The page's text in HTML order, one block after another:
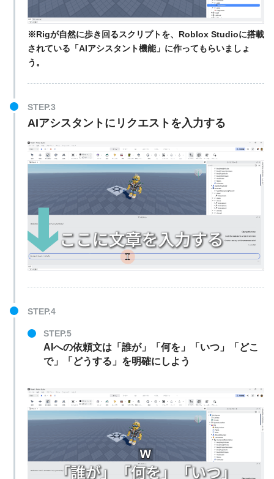
※Rigが自然に歩き回るスクリプトを、Roblox Studioに搭載
されている「AIアシスタント機能」に作ってもらいましょ
う。
STEP.3
AIアシスタントにリクエストを入力する
STEP.4
STEP.5
AIへの依頼文は「誰が」「何を」「いつ」「どこ
で」「どうする」を明確にしよう